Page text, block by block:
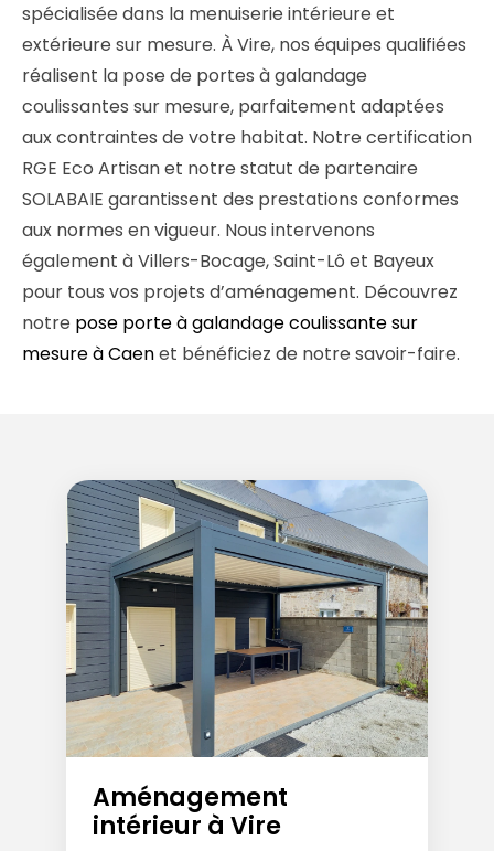
spécialisée dans la menuiserie intérieure et
extérieure sur mesure. À Vire, nos équipes qualifiées
réalisent la pose de portes à galandage
coulissantes sur mesure, parfaitement adaptées
aux contraintes de votre habitat. Notre certification
RGE Eco Artisan et notre statut de partenaire
SOLABAIE garantissent des prestations conformes
aux normes en vigueur. Nous intervenons
également à Villers-Bocage, Saint-Lô et Bayeux
pour tous vos projets d’aménagement. Découvrez
notre pose porte à galandage coulissante sur
mesure à Caenet bénéficiez de notre savoir-faire.
Aménagement
intérieur à Vire